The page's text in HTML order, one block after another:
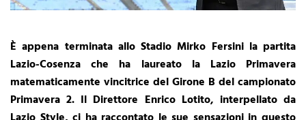
È appena terminata allo Stadio Mirko Fersini la partita
Lazio-Cosenza che ha laureato la Lazio Primavera
matematicamente vincitrice del Girone B del campionato
Primavera 2. Il Direttore Enrico Lotito, interpellato da